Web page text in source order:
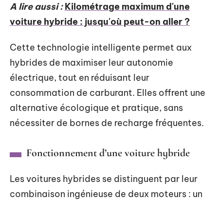
A lire aussi : Kilométrage maximum d'une
voiture hybride : jusqu'où peut-on aller ?
Cette technologie intelligente permet aux
hybrides de maximiser leur autonomie
électrique, tout en réduisant leur
consommation de carburant. Elles offrent une
alternative écologique et pratique, sans
nécessiter de bornes de recharge fréquentes.
Fonctionnement d’une voiture hybride
Les voitures hybrides se distinguent par leur
combinaison ingénieuse de deux moteurs : un